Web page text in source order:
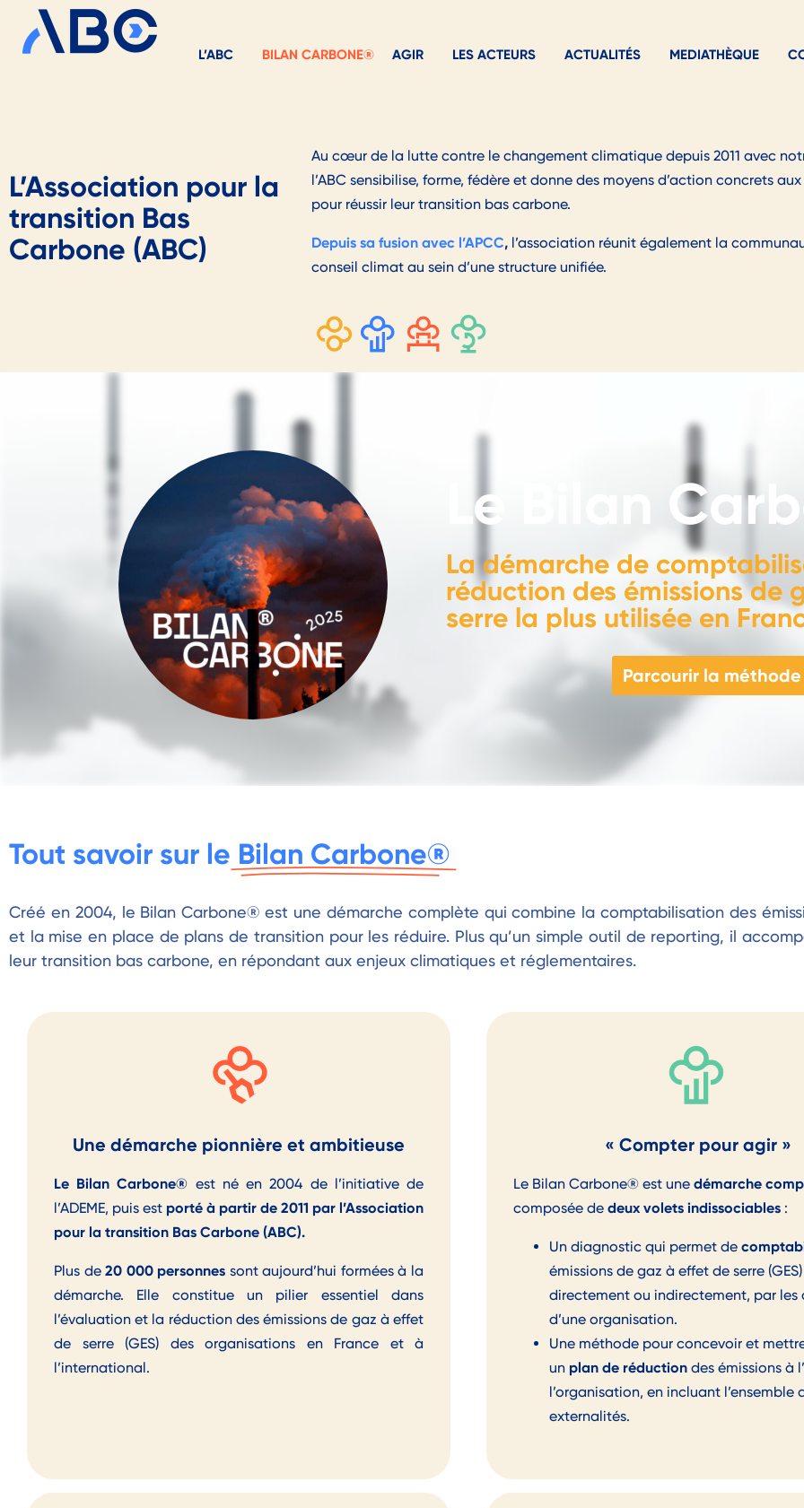
L’ABC BILAN CARBONE® AGIR LES ACTEURS ACTUALITÉS MEDIATHÈQUE
L’Association pour la
transition Bas
Carbone (ABC)
Au cœur de la lutte contre le changement climatique depuis 2011 avec
l’ABC sensibilise, forme, fédère et donne des moyens d’action concrets
pour réussir leur transition bas carbone.
Depuis sa fusion avec l’APCC, l’association réunit également la
conseil climat au sein d’une structure unifiée.
Le Bilan
La démarche de
réduction des émissions de
serre la plus utilisée en
Parcourir la méthode
Tout savoir sur le Bilan Carbone®
Créé en 2004, le Bilan Carbone® est une démarche complète qui combine la comptabilisation des
et la mise en place de plans de transition pour les réduire. Plus qu’un simple outil de reporting, il
leur transition bas carbone, en répondant aux enjeux climatiques et réglementaires.
Une démarche pionnière et ambitieuse
Le Bilan Carbone® est né en 2004 de l’initiative de
l’ADEME, puis est porté à partir de 2011 par l’Association
pour la transition Bas Carbone (ABC).
Plus de20 000 personnes sont aujourd’hui formées à la
démarche. Elle constitue un pilier essentiel dans
l’évaluation et la réductiondes émissions de gaz à effet
de serre (GES) des organisations en France et à
l’international.
« Compter pour agir »
Le Bilan Carbone® est une démarche
composée de deux volets indissociables :
Un diagnostic qui permet de
émissions de gaz à effet de serre
directement ou indirectement, par les
d’une organisation.
Une méthode pour concevoir et
un plan de réduction des émissions à
l’organisation, en incluant l’ensemble
externalités.